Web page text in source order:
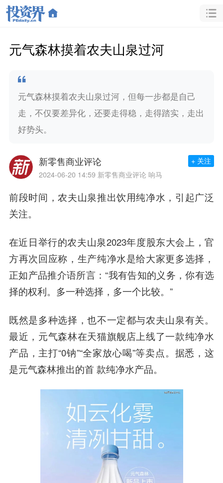
元气森林摸着农夫山泉过河
元气森林摸着农夫山泉过河，但每一步都是自己
走，不仅要差异化，还要走得稳，走得踏实，走出
好势头。
新零售商业评论
2024-06-20 14:59 新零售商业评论 响马
+ 关注
前段时间，农夫山泉推出饮用纯净水，引起广泛
关注。
在近日举行的农夫山泉2023年度股东大会上，官
方再次回应称，生产纯净水是给大家更多选择，
正如产品推介语所言：“我有告知的义务，你有选
择的权利。多一种选择，多一个比较。”
既然是多种选择，也不一定都与农夫山泉有关。
最近，元气森林在天猫旗舰店上线了一款纯净水
产品，主打“0钠”“全家放心喝”等卖点。据悉，这
是元气森林推出的首 款纯净水产品。